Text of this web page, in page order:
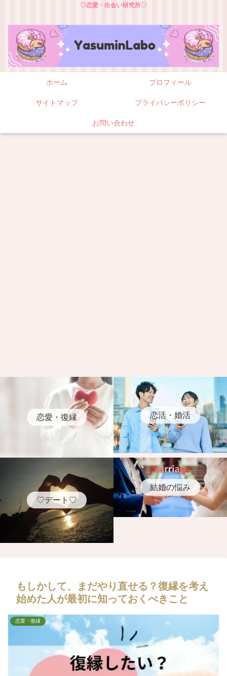
♡恋愛・出会い研究所♡
ホーム プロフィール
サイトマップ プライバシーポリシー
お問い合わせ
恋愛・復縁 恋活・婚活
♡デート♡
結婚の悩み
もしかして、まだやり直せる？復縁を考え
始めた人が最初に知っておくべきこと
恋愛・復縁